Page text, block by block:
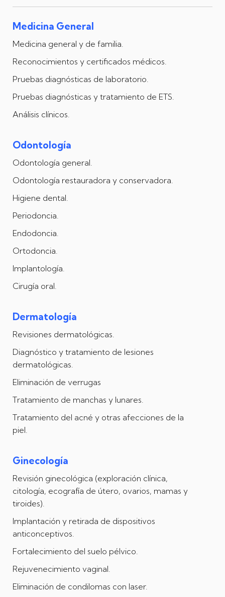
Medicina General
Medicina general y de familia.
Reconocimientos y certificados médicos.
Pruebas diagnósticas de laboratorio.
Pruebas diagnósticas y tratamiento de ETS.
Análisis clínicos.
Odontología
Odontología general.
Odontología restauradora y conservadora.
Higiene dental.
Periodoncia.
Endodoncia.
Ortodoncia.
Implantología.
Cirugía oral.
Dermatología
Revisiones dermatológicas.
Diagnóstico y tratamiento de lesiones
dermatológicas.
Eliminación de verrugas
Tratamiento de manchas y lunares.
Tratamiento del acné y otras afecciones de la
piel.
Ginecología
Revisión ginecológica (exploración clínica,
citología, ecografía de útero, ovarios, mamas y
tiroides).
Implantación y retirada de dispositivos
anticonceptivos.
Fortalecimiento del suelo pélvico.
Rejuvenecimiento vaginal.
Eliminación de condilomas con laser.